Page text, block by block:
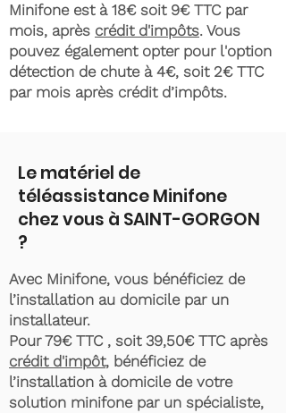
Minifone est à 18€ soit 9€ TTC par
mois, après crédit d'impôts. Vous
pouvez également opter pour l'option
détection de chute à 4€, soit 2€ TTC
par mois après crédit d’impôts.
Le matériel de
téléassistance Minifone
chez vous à SAINT-GORGON
?
Avec Minifone, vous bénéficiez de
l’installation au domicile par un
installateur.
Pour 79€ TTC , soit 39,50€ TTC après
crédit d'impôt, bénéficiez de
l’installation à domicile de votre
solution minifone par un spécialiste,